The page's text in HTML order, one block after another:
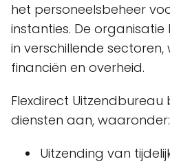
het personeelsbeheer
instanties. De
in verschillende
financiën en overheid.
Flexdirect Uitzendbureau
diensten aan, waaronder:
Uitzending van